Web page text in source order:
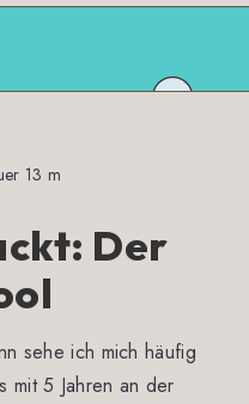
13 m
Der
sehe ich mich häufig
5 Jahren an der